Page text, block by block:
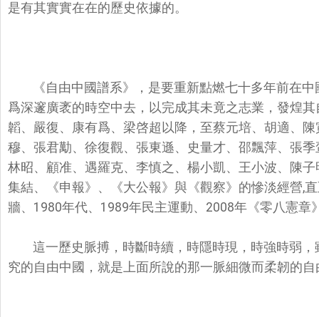
是有其實實在在的歷史依據的。
《自由中國譜系》，是要重新點燃七十多年前在
爲深邃廣袤的時空中去，以完成其未竟之志業，發煌
韜、嚴復、康有爲、梁啓超以降，至蔡元培、胡適、
穆、張君勱、徐復觀、張東遜、史量才、邵飄萍、張
林昭、顧准、遇羅克、李慎之、楊小凱、王小波、陳
集結、《申報》、《大公報》與《觀察》的慘淡經營,
牆、1980年代、1989年民主運動、2008年《零八憲章
這一歷史脈搏，時斷時續，時隱時現，時強時弱
究的自由中國，就是上面所說的那一脈細微而柔韌的自